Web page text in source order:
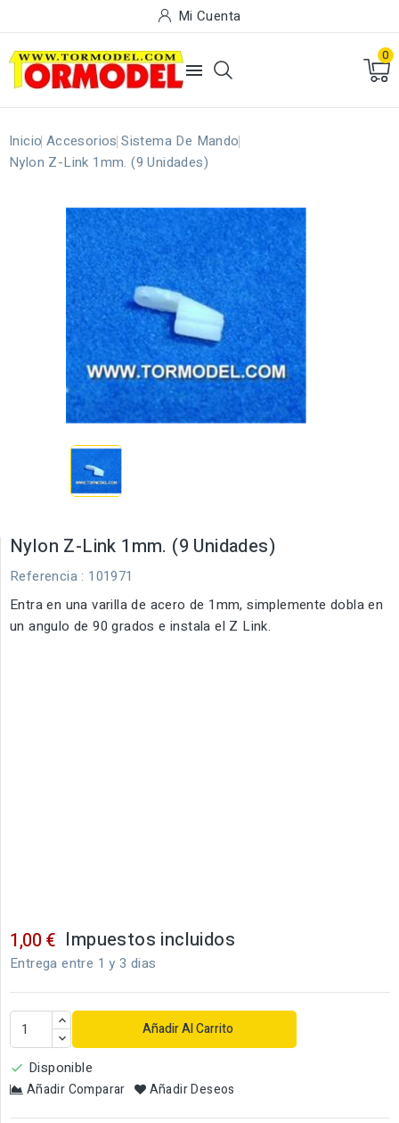
Mi Cuenta

0
Inicio Accesorios Sistema De Mando
Nylon Z-Link 1mm. (9 Unidades)
Nylon Z-Link 1mm. (9 Unidades)
Referencia : 101971
Entra en una varilla de acero de 1mm, simplemente dobla en
un angulo de 90 grados e instala el Z Link.
1,00 € Impuestos incluidos
Entrega entre 1 y 3 dias
Añadir Al Carrito
 Disponible
Añadir Comparar Añadir Deseos